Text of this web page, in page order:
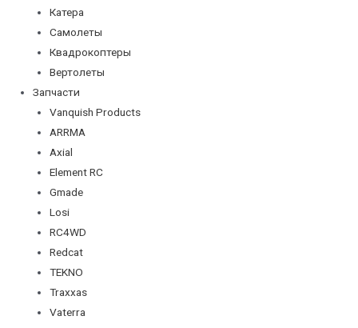
Катера
Самолеты
Квадрокоптеры
Вертолеты
Запчасти
Vanquish Products
ARRMA
Axial
Element RC
Gmade
Losi
RC4WD
Redcat
TEKNO
Traxxas
Vaterra